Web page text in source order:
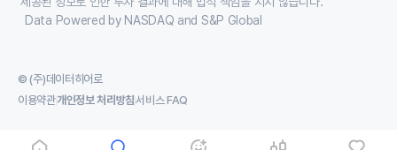
Data Powered by NASDAQ and S&P Global
© (주)데이터히어로
이용약관개인정보 처리방침서비스 FAQ